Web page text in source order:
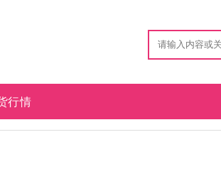
行情